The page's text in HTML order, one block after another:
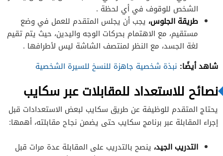
الشخص للوقوف في أي لحظة .
طريقة الجلوس، يجب أن يجلس المتقدم للعمل في وضع
مستقيم، مع الاهتمام بحركات الوجه واليدين، حيث يتم تقيم
لغة الجسد، مع النظر لمنتصف الشاشة ليس لأطرافها .
شاهد أيضًا: نبذة شخصية جاهزة للنسخ للسيرة الشخصية
نصائح للاستعداد للمقابلات عبر سكايب
يحتاج المتقدم للوظيفة عن طريق سكايب لبعض الاستعدادات قبل
إجراء المقابلة عبر برنامج سكايب حتى يضمن نجاح مقابلته، أهمها:
التدريب الجيد، ينصح بالتدريب على المقابلة عدة مرات قبل